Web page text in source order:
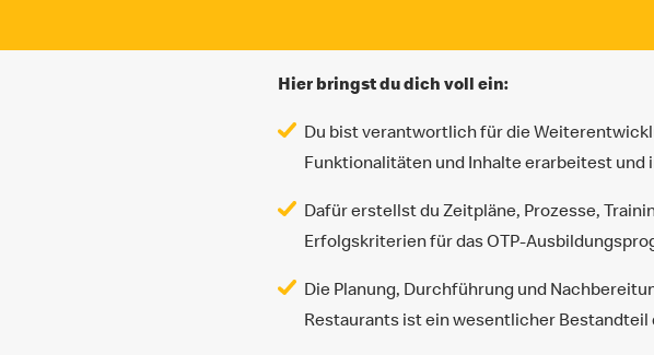
Hier bringst du dich voll ein:
Du bist verantwortlich für die
Funktionalitäten und Inhalte erarbeitest und
Dafür erstellst du Zeitpläne, Prozesse,
Erfolgskriterien für das OTP-
Die Planung, Durchführung und
Restaurants ist ein wesentlicher Bestandteil